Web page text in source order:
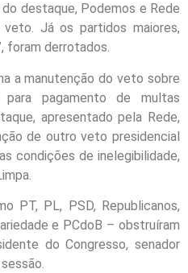
destaque, Podemos e Rede
Já os partidos maiores,
foram derrotados.
a manutenção do veto sobre
pagamento de multas
apresentado pela Rede,
de outro veto presidencial
condições de inelegibilidade,
PT, PL, PSD, Republicanos,
e PCdoB – obstruíram
do Congresso, senador